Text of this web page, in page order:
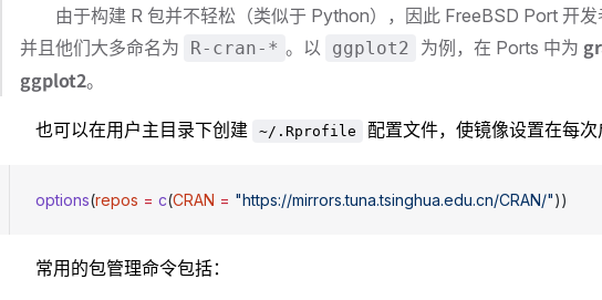
由于构建 R 包并不轻松（类似于 Python），因此 FreeBSD Port 开
并且他们大多命名为
R-cran-* 。以 ggplot2 为例，在 Ports 中为
ggplot2。
也可以在用户主目录下创建 ~/.Rprofile 配置文件，使镜像设置在每
options(repos = c(CRAN = "https://mirrors.tuna.tsinghua.edu.cn/CRAN/"))
常用的包管理命令包括：